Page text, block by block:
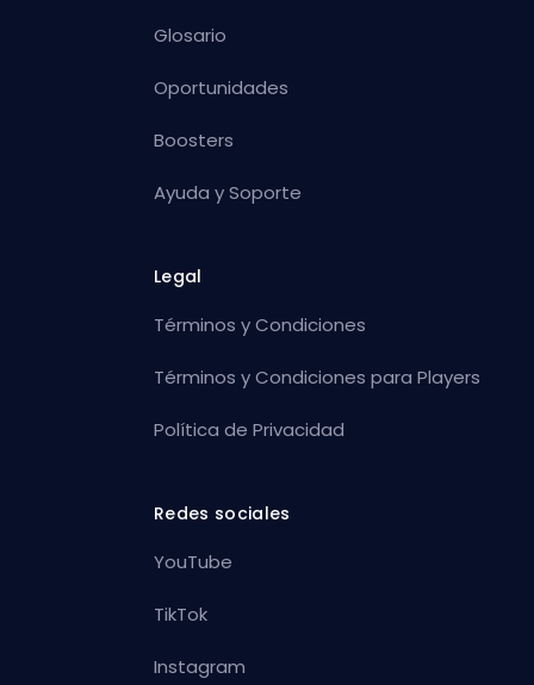
Glosario
Oportunidades
Boosters
Ayuda y Soporte
Legal
Términos y Condiciones
Términos y Condiciones para Players
Política de Privacidad
Redes sociales
YouTube
TikTok
Instagram